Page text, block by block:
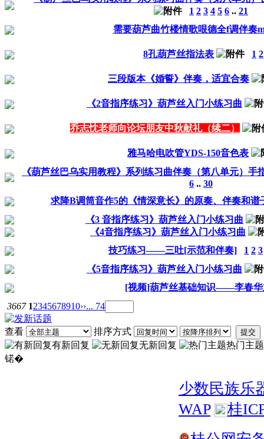
1 2 3 4 5 6 .. 21
需要葫芦曲竹楼情歌哏德全f调伴奏
8孔葫芦丝指法表 1 2
三段版本《婚誓》伴奏，适宜合奏
《2音指序练习》葫芦丝入门小练习曲
乔志忱老师向论坛朋友中秋献礼（续二）
雅马哈电吹管YDS-150音色表
《葫芦丝巴乌实用教程》系列练习曲伴奏（第八单元）手
6 .. 30
求降B调筒音作5的《情深意长》的原奏、伴奏和谱
《3 音指序练习》葫芦丝入门小练习曲
《4音指序练习》葫芦丝入门小练习曲
技巧练习——三吐[示范和伴奏]
1 2 3
《5音指序练习》葫芦丝入门小练习曲
[视频]葫芦丝基础知识——李春华
3667 12345678910››... 74
查看 排序方式 提交
有新回复 无新回复
热门主题
锘�
少数民族乐
WAP
桂